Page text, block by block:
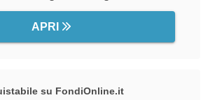
APRI
su FondiOnline.it